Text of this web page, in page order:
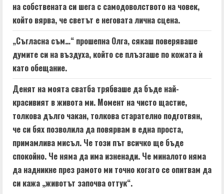
на собствената си шега с самодоволството на човек,
който вярва, че светът е неговата лична сцена.
„Съгласна съм…“ прошепна Олга, сякаш поверяваше
думите си на въздуха, който се плъзгаше по кожата ѝ
като обещание.
Денят на моята сватба трябваше да бъде най-
красивият в живота ми. Момент на чисто щастие,
толкова дълго чакан, толкова старателно подготвян,
че си бях позволила да повярвам в една проста,
примамлива мисъл. Че този път всичко ще бъде
спокойно. Че няма да има изненади. Че миналото няма
да надникне през рамото ми точно когато се опитвам да
си кажа „животът започва оттук“.